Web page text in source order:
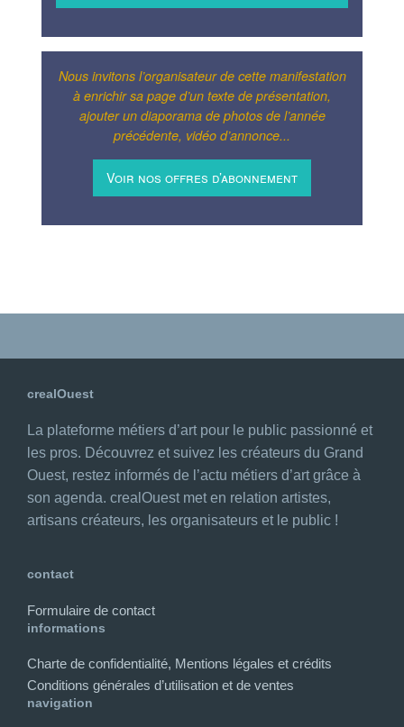
Nous invitons l’organisateur de cette manifestation
à enrichir sa page d’un texte de présentation,
ajouter un diaporama de photos de l’année
précédente, vidéo d’annonce...
Voir nos offres d’abonnement
crealOuest
La plateforme métiers d’art pour le public passionné et
les pros. Découvrez et suivez les créateurs du Grand
Ouest, restez informés de l’actu métiers d’art grâce à
son agenda. crealOuest met en relation artistes,
artisans créateurs, les organisateurs et le public !
contact
Formulaire de contact
informations
Charte de confidentialité, Mentions légales et crédits
Conditions générales d’utilisation et de ventes
navigation